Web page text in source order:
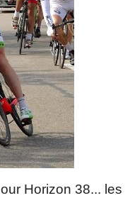
Horizon 38... les